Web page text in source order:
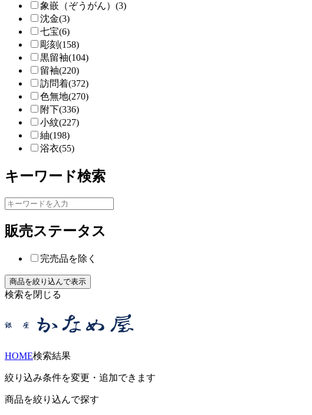
象嵌（ぞうがん）(3)
沈金(3)
七宝(6)
彫刻(158)
黒留袖(104)
留袖(220)
訪問着(372)
色無地(270)
附下(336)
小紋(227)
紬(198)
浴衣(55)
キーワード検索
販売ステータス
完売品を除く
検索を閉じる
HOME検索結果
絞り込み条件を変更・追加できます
商品を絞り込んで探す